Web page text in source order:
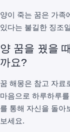
양이 죽는 꿈은 가족
있다는 불길한 징조
양 꿈을 꿨을
까요?
꿈 해몽은 참고 자료
마음으로 하루하루
를 통해 자신을 돌아
보세요.